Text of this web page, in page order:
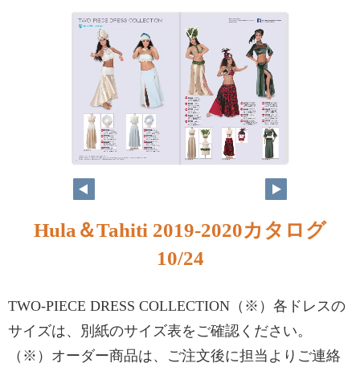
Hula＆Tahiti 2019-2020カタログ
10/24
TWO-PIECE DRESS COLLECTION（※）各ドレスの
サイズは、別紙のサイズ表をご確認ください。
（※）オーダー商品は、ご注文後に担当よりご連絡